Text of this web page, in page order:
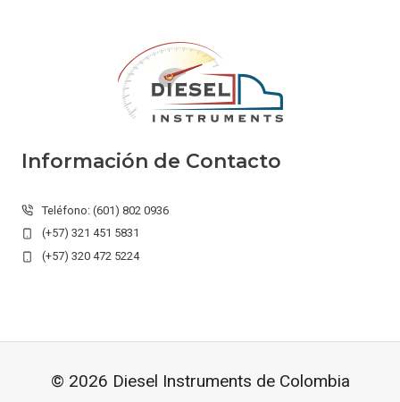
Información de Contacto
Teléfono: (601) 802 0936
(+57) 321 451 5831
(+57) 320 472 5224
© 2026 Diesel Instruments de Colombia